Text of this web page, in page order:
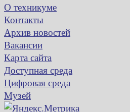
О техникуме
Контакты
Архив новостей
Вакансии
Карта сайта
Доступная среда
Цифровая среда
Музей